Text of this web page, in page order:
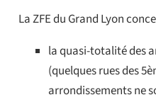
La ZFE du Grand Lyon
la quasi-totalité des
(quelques rues des
arrondissements ne